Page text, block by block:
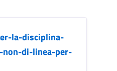
la-disciplina-
di-linea-per-